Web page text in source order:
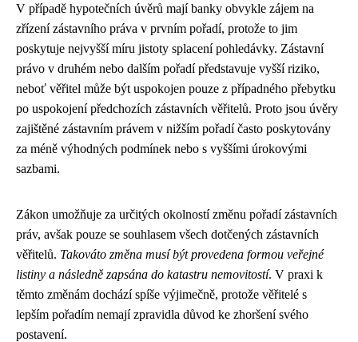
V případě hypotečních úvěrů mají banky obvykle zájem na
zřízení zástavního práva v prvním pořadí, protože to jim
poskytuje nejvyšší míru jistoty splacení pohledávky. Zástavní
právo v druhém nebo dalším pořadí představuje vyšší riziko,
neboť věřitel může být uspokojen pouze z případného přebytku
po uspokojení předchozích zástavních věřitelů. Proto jsou úvěry
zajištěné zástavním právem v nižším pořadí často poskytovány
za méně výhodných podmínek nebo s vyššími úrokovými
sazbami.
Zákon umožňuje za určitých okolností změnu pořadí zástavních
práv, avšak pouze se souhlasem všech dotčených zástavních
věřitelů. Takováto změna musí být provedena formou veřejné
listiny a následně zapsána do katastru nemovitostí. V praxi k
těmto změnám dochází spíše výjimečně, protože věřitelé s
lepším pořadím nemají zpravidla důvod ke zhoršení svého
postavení.